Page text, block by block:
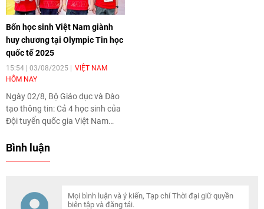
nghiệp trên Cổng thông tin điện
tử của Bộ để lấy ý kiến góp ý
theo quy định.
Bốn học sinh Việt Nam giành
huy chương tại Olympic Tin học
quốc tế 2025
15:54 | 03/08/2025
VIỆT NAM
HÔM NAY
Ngày 02/8, Bộ Giáo dục và Đào
tạo thông tin: Cả 4 học sinh của
Đội tuyển quốc gia Việt Nam
tế (IOI) năm 2025 tại thủ đô
Bạc và 1 Huy chương Đồng.
Bình luận